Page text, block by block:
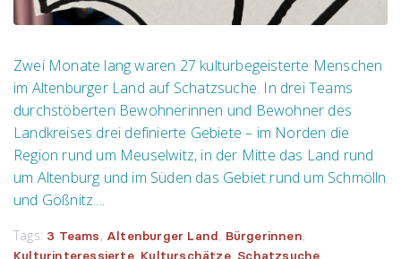
Zwei Monate lang waren 27 kulturbegeisterte Menschen
im Altenburger Land auf Schatzsuche. In drei Teams
durchstöberten Bewohnerinnen und Bewohner des
Landkreises drei definierte Gebiete – im Norden die
Region rund um Meuselwitz, in der Mitte das Land rund
um Altenburg und im Süden das Gebiet rund um Schmölln
und Gößnitz....
Tags: 3 Teams, Altenburger Land, Bürgerinnen,
Kulturinteressierte, Kulturschätze, Schatzsuche